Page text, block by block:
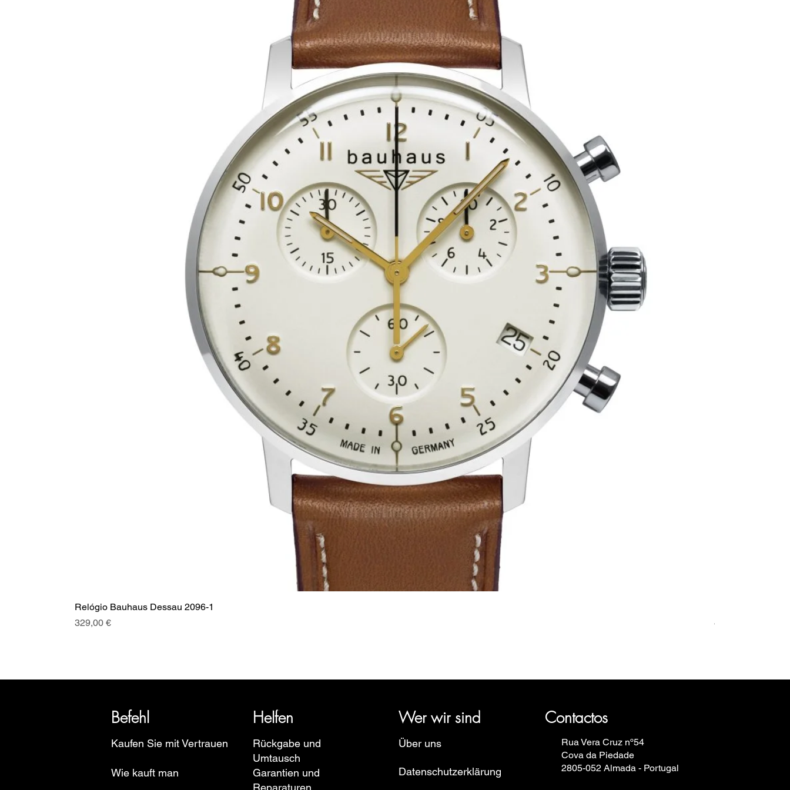
Relógio Bauhaus Dessau 2096-1
Preis
329,00 €
Preis
499,00 €
Befehl Helfen Wer wir sind Contactos
Europe, Ruhla, Martin Braun, Swiss Military, Sturmanskie und Zeppelin.
Kaufen Sie mit Vertrauen
Wie kauft man
Rückgabe und
Umtausch
Garantien und
Reparaturen
Über uns
Datenschutzerklärung
Rua Vera Cruz nº54
Cova da Piedade
2805-052 Almada - Portugal